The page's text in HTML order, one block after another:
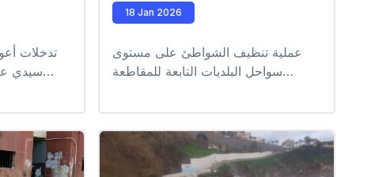
تدخلات
سيدي
18 Jan 2026
عملية تنظيف الشواطئ على مستوى
سواحل البلديات التابعة للمقاطعة